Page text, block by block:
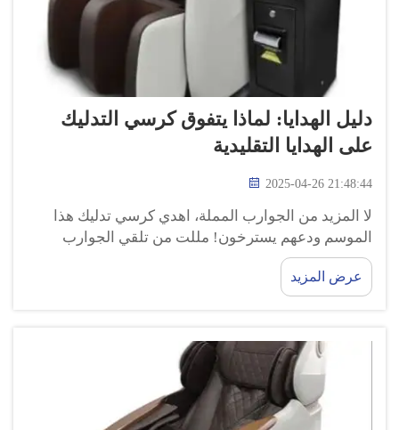
دليل الهدايا: لماذا يتفوق كرسي التدليك
على الهدايا التقليدية
2025-04-26 21:48:44
لا المزيد من الجوارب المملة، اهدي كرسي تدليك هذا
الموسم ودعهم يسترخون! مللت من تلقي الجوارب
القديمة أو الأشياء الصغيرة الأخرى؟ كرسي التدليك
GUOHENG هو ذلك الذي يمكن أن يفاجئ أحبائك. هذا
العام فكر في تقديم هدية ...
عرض المزيد